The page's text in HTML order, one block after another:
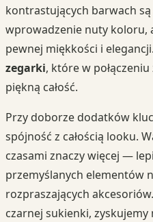
kontrastujących barwach
wprowadzenie nuty koloru,
pewnej miękkości i
zegarki, które w
piękną całość.
Przy doborze dodatków
spójność z całością looku.
czasami znaczy więcej —
przemyślanych elementów
rozpraszających
czarnej sukienki,